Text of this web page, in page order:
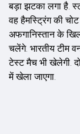
बड़ा झटका लगा है.
वह हैमस्ट्रिंग की
अफगानिस्तान के
चलेंगे. भारतीय टीम
टेस्ट मैच भी खेलेगी.
में खेला जाएगा.